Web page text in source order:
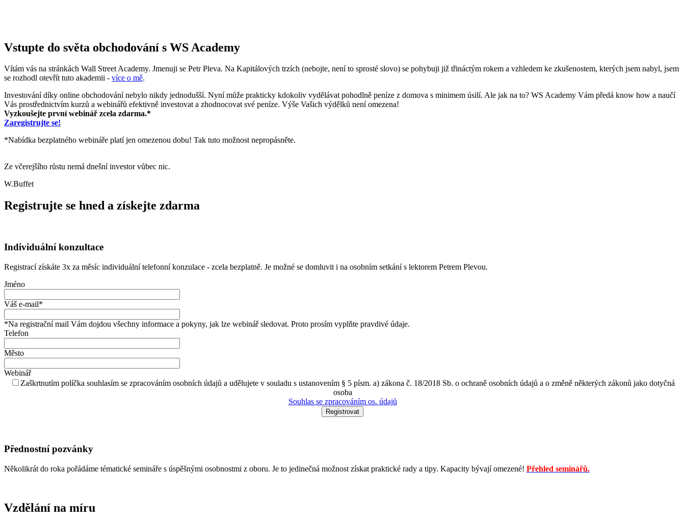
Vstupte do světa obchodování s WS Academy
Vítám vás na stránkách Wall Street Academy. Jmenuji se Petr Pleva. Na Kapitálových trzích (nebojte, není to sprosté slovo) se pohybuji již třináctým rokem a vzhledem ke zkušenostem, kterých jsem nabyl, jsem
se rozhodl otevřít tuto akademii - více o mě.
Investování díky online obchodování nebylo nikdy jednodušší. Nyní může prakticky kdokoliv vydělávat pohodlně peníze z domova s minimem úsilí. Ale jak na to? WS Academy Vám předá know how a naučí
Vás prostřednictvím kurzů a webinářů efektivně investovat a zhodnocovat své peníze. Výše Vašich výdělků není omezena!
Vyzkoušejte první webinář zcela zdarma.*
Zaregistrujte se!
*Nabídka bezplatného webináře platí jen omezenou dobu! Tak tuto možnost nepropásněte.
Ze včerejšího růstu nemá dnešní investor vůbec nic.
W.Buffet
Registrujte se hned a získejte zdarma
Individuální konzultace
Registrací získáte 3x za měsíc individuální telefonní konzulace - zcela bezplatně. Je možné se domluvit i na osobním setkání s lektorem Petrem Plevou.
Jméno
Váš e-mail*
*Na registrační mail Vám dojdou všechny informace a pokyny, jak lze webinář sledovat. Proto prosím vyplňte pravdivé údaje.
Telefon
Město
Webinář
Zaškrtnutím políčka souhlasím se zpracováním osobních údajů a udělujete v souladu s ustanovením § 5 písm. a) zákona č. 18/2018 Sb. o ochraně osobních údajů a o změně některých zákonů jako dotyčná
osoba
Souhlas se zpracováním os. údajů
Přednostní pozvánky
Několikrát do roka pořádáme tématické semináře s úspěšnými osobnostmi z oboru. Je to jedinečná možnost získat praktické rady a tipy. Kapacity bývají omezené! Přehled seminářů.
Vzdělání na míru